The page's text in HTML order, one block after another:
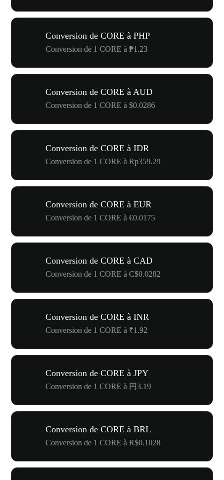
Conversion de CORE à PHP
Conversion de 1 CORE à ₱1.23
Conversion de CORE à AUD
Conversion de 1 CORE à $0.0286
Conversion de CORE à IDR
Conversion de 1 CORE à Rp359.29
Conversion de CORE à EUR
Conversion de 1 CORE à €0.0175
Conversion de CORE à CAD
Conversion de 1 CORE à C$0.0282
Conversion de CORE à INR
Conversion de 1 CORE à ₹1.92
Conversion de CORE à JPY
Conversion de 1 CORE à 円3.19
Conversion de CORE à BRL
Conversion de 1 CORE à R$0.1028